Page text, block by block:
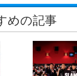
めの記事